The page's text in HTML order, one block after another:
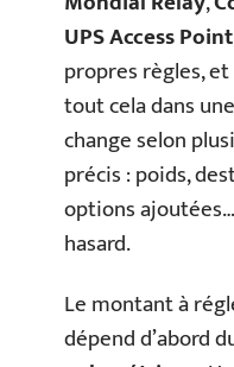
UPS Access Point
propres règles,
tout cela dans
change selon
précis : poids,
options
hasard.
Le montant à
dépend d’abord